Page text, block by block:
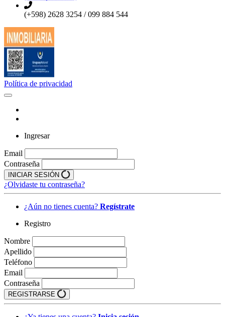
(+598) 2628 3254 / 099 884 544
Política de privacidad
Ingresar
Email
Contraseña
INICIAR SESIÓN
¿Olvidaste tu contraseña?
¿Aún no tienes cuenta? Regístrate
Registro
Nombre
Apellido
Teléfono
Email
Contraseña
REGISTRARSE